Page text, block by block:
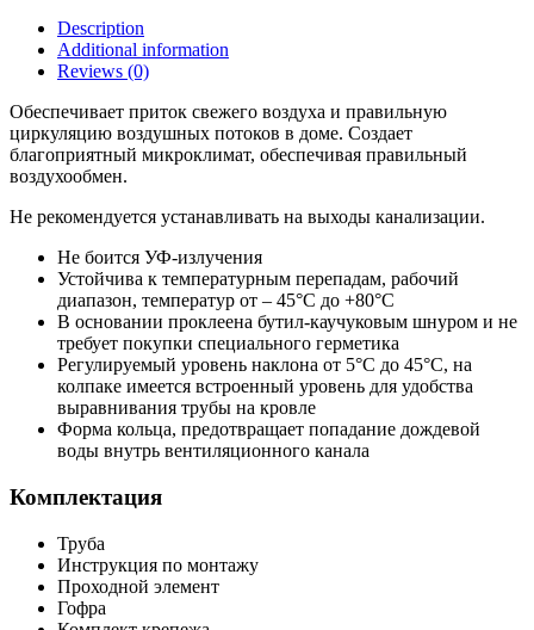
утепленная,
черный
9005
07.506.01.02.06.100.9005
quantity
Description
Additional information
Reviews (0)
Обеспечивает приток свежего воздуха и правильную
циркуляцию воздушных потоков в доме. Создает
благоприятный микроклимат, обеспечивая правильный
воздухообмен.
Не рекомендуется устанавливать на выходы канализации.
Не боится УФ-излучения
Устойчива к температурным перепадам, рабочий
диапазон, температур от – 45°С до +80°С
В основании проклеена бутил-каучуковым шнуром и не
требует покупки специального герметика
Регулируемый уровень наклона от 5°С до 45°С, на
колпаке имеется встроенный уровень для удобства
выравнивания трубы на кровле
Форма кольца, предотвращает попадание дождевой
воды внутрь вентиляционного канала
Комплектация
Труба
Инструкция по монтажу
Проходной элемент
Гофра